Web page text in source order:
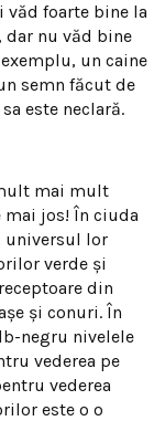
văd foarte bine la
dar nu văd bine
un caine
semn făcut de
este neclară.
mai mult
mai jos! În ciuda
universul lor
verde şi
din
şi conuri. În
negru nivelele
vederea pe
vederea
este o o